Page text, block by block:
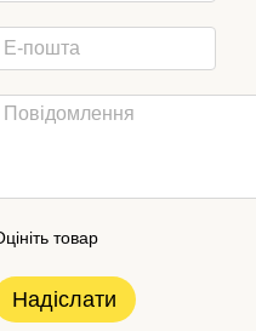
товар
Надіслати